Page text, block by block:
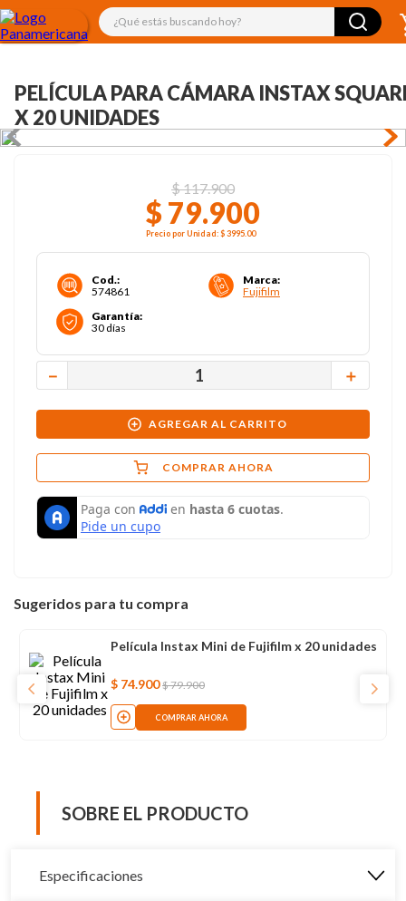
¿Qué estás buscando hoy?
PELÍCULA PARA CÁMARA INSTAX
X 20 UNIDADES
$117.900
$ 79.900
Precio porUnidad:$ 3995.00
Cod.:
574861
Marca:
Fujifilm
Garantía:
30 días
＋
－
AGREGAR AL CARRITO
COMPRAR AHORA
Sugeridos para tu compra
Película Instax Mini de Fujifilm x 20 unidades
$ 74.900 $79.900
COMPRAR AHORA
SOBRE EL PRODUCTO
Especificaciones